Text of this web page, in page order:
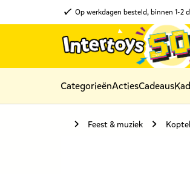
Op werkdagen besteld, binnen 1-2
CategorieënActiesCadeaus
Feest & muziek